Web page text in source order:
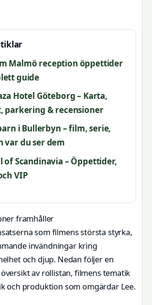
Malmö reception öppettider
guide
Hotel Göteborg – Karta,
parkering & recensioner
i Bullerbyn – film, serie,
var du ser dem
of Scandinavia – Öppettider,
VIP
framhåller
som filmens största styrka,
invändningar kring
och djup. Nedan följer en
av rollistan, filmens tematik
och produktion som omgärdar Lee.